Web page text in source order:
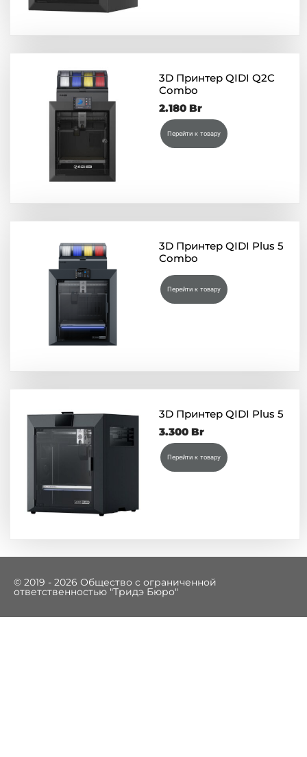
3D Принтер QIDI Q2C
Combo
2.180 Br
Перейти к товару
3D Принтер QIDI Plus 5
Combo
Перейти к товару
3D Принтер QIDI Plus 5
3.300 Br
Перейти к товару
© 2019 - 2026 Общество с ограниченной
ответственностью "Тридэ Бюро"